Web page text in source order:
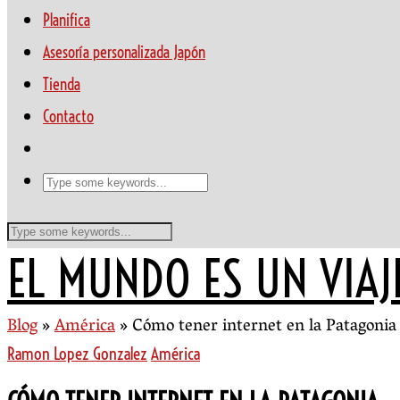
Planifica
Asesoría personalizada Japón
Tienda
Contacto
EL MUNDO ES UN
Blog»América»Cómo tener internet en la Patagonia
Ramon Lopez Gonzalez América